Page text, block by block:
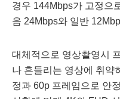
경우 144Mbps가 고정으
음 24Mbps와 일반
대체적으로 영상촬영시
나 흔들리는 영상에 취약
정과 60p 프레임으로 안